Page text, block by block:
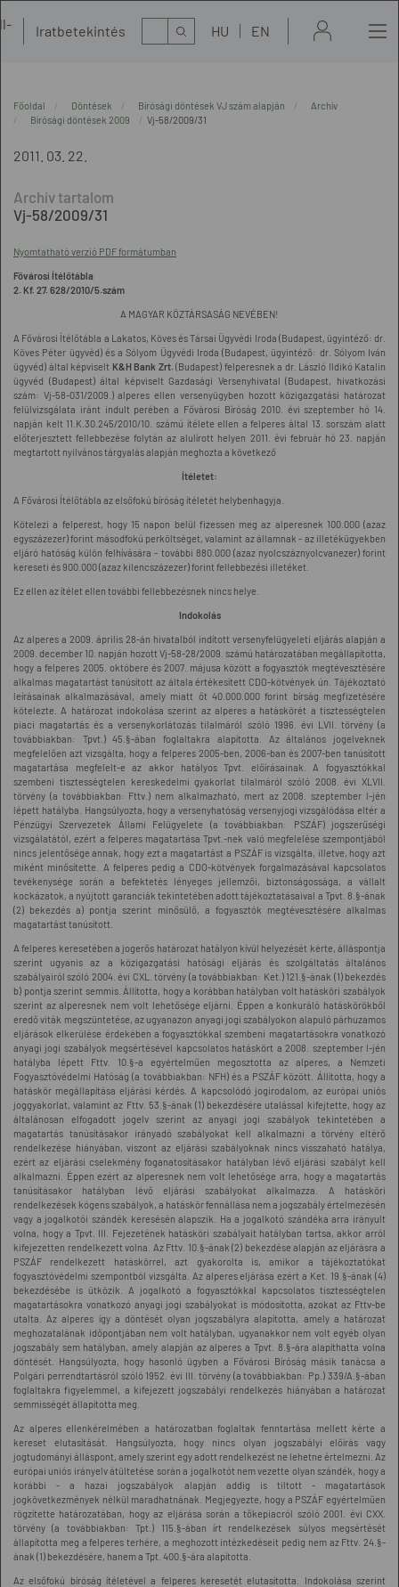
Iratbetekintés Kereső HU EN
Főoldal Döntések Bírósági döntések VJ szám alapján
Archív
Bírósági döntések 2009
Vj-58/2009/31
2011. 03. 22.
Vj-58/2009/31
Nyomtatható verzió PDF formátumban
Fővárosi Ítélőtábla
2. Kf. 27. 628/2010/5.szám
A MAGYAR KÖZTÁRSASÁG NEVÉBEN!
A Fővárosi Ítélőtábla a Lakatos, Köves és Társai Ügyvédi Iroda (Budapest, ügyintéző: dr.
Köves Péter ügyvéd) és a Sólyom Ügyvédi Iroda (Budapest, ügyintéző: dr. Sólyom Iván
ügyvéd) által képviselt K&H Bank Zrt. (Budapest) felperesnek a dr. László Ildikó Katalin
ügyvéd (Budapest) által képviselt Gazdasági Versenyhivatal (Budapest, hivatkozási
szám: Vj-58-031/2009.) alperes ellen versenyügyben hozott közigazgatási határozat
felülvizsgálata iránt indult perében a Fővárosi Bíróság 2010. évi szeptember hó 14.
napján kelt 11.K.30.245/2010/10. számú ítélete ellen a felperes által 13. sorszám alatt
előterjesztett fellebbezése folytán az alulírott helyen 2011. évi február hó 23. napján
megtartott nyilvános tárgyalás alapján meghozta a következő
Ítéletet:
A Fővárosi Ítélőtábla az elsőfokú bíróság ítéletét helybenhagyja.
Kötelezi a felperest, hogy 15 napon belül fizessen meg az alperesnek 100.000 (azaz
egyszázezer) forint másodfokú perköltséget, valamint az államnak - az illetékügyekben
eljáró hatóság külön felhívására - további 880.000 (azaz nyolcszáznyolcvanezer) forint
kereseti és 900.000 (azaz kilencszázezer) forint fellebbezési illetéket.
Ez ellen az ítélet ellen további fellebbezésnek nincs helye.
Indokolás
Az alperes a 2009. április 28-án hivatalból indított versenyfelügyeleti eljárás alapján a
2009. december 10. napján hozott Vj-58-28/2009. számú határozatában megállapította,
hogy a felperes 2005. októbere és 2007. májusa között a fogyasztók megtévesztésére
alkalmas magatartást tanúsított az általa értékesített CDO-kötvények ún. Tájékoztató
leírásainak alkalmazásával, amely miatt őt 40.000.000 forint bírság megfizetésére
kötelezte. A határozat indokolása szerint az alperes a hatáskörét a tisztességtelen
piaci magatartás és a versenykorlátozás tilalmáról szóló 1996. évi LVII. törvény (a
továbbiakban: Tpvt.) 45.§-ában foglaltakra alapította. Az általános jogelveknek
megfelelően azt vizsgálta, hogy a felperes 2005-ben, 2006-ban és 2007-ben tanúsított
magatartása megfelelt-e az akkor hatályos Tpvt. előírásainak. A fogyasztókkal
szembeni tisztességtelen kereskedelmi gyakorlat tilalmáról szóló 2008. évi XLVII.
törvény (a továbbiakban: Fttv.) nem alkalmazható, mert az 2008. szeptember l-jén
lépett hatályba. Hangsúlyozta, hogy a versenyhatóság versenyjogi vizsgálódása eltér a
Pénzügyi Szervezetek Állami Felügyelete (a továbbiakban: PSZÁF) jogszerűségi
vizsgálatától, ezért a felperes magatartása Tpvt.-nek való megfelelése szempontjából
nincs jelentősége annak, hogy ezt a magatartást a PSZÁF is vizsgálta, illetve, hogy azt
miként minősítette. A felperes pedig a CDO-kötvények forgalmazásával kapcsolatos
tevékenysége során a befektetés lényeges jellemzői, biztonságossága, a vállalt
kockázatok, a nyújtott garanciák tekintetében adott tájékoztatásaival a Tpvt. 8.§-ának
(2) bekezdés a) pontja szerint minősülő, a fogyasztók megtévesztésére alkalmas
magatartást tanúsított.
A felperes keresetében a jogerős határozat hatályon kívül helyezését kérte, álláspontja
szerint ugyanis az a közigazgatási hatósági eljárás és szolgáltatás általános
szabályairól szóló 2004. évi CXL. törvény (a továbbiakban: Ket.) 121.§-ának (1) bekezdés
b) pontja szerint semmis. Állította, hogy a korábban hatályban volt hatásköri szabályok
szerint az alperesnek nem volt lehetősége eljárni. Éppen a konkuráló hatáskörökből
eredő viták megszüntetése, az ugyanazon anyagi jogi szabályokon alapuló párhuzamos
eljárások elkerülése érdekében a fogyasztókkal szembeni magatartásokra vonatkozó
anyagi jogi szabályok megsértésével kapcsolatos hatáskört a 2008. szeptember l-jén
hatályba lépett Fttv. 10.§-a egyértelműen megosztotta az alperes, a Nemzeti
Fogyasztóvédelmi Hatóság (a továbbiakban: NFH) és a PSZÁF között. Állította, hogy a
hatáskör megállapítása eljárási kérdés. A kapcsolódó jogirodalom, az európai uniós
joggyakorlat, valamint az Fttv. 53.§-ának (1) bekezdésére utalással kifejtette, hogy az
általánosan elfogadott jogelv szerint az anyagi jogi szabályok tekintetében a
magatartás tanúsításakor irányadó szabályokat kell alkalmazni a törvény eltérő
rendelkezése hiányában, viszont az eljárási szabályoknak nincs visszaható hatálya,
ezért az eljárási cselekmény foganatosításakor hatályban lévő eljárási szabályt kell
alkalmazni. Éppen ezért az alperesnek nem volt lehetősége arra, hogy a magatartás
tanúsításakor hatályban lévő eljárási szabályokat alkalmazza. A hatásköri
rendelkezések kógens szabályok, a hatáskör fennállása nem a jogszabály értelmezésén
vagy a jogalkotói szándék keresésén alapszik. Ha a jogalkotó szándéka arra irányult
volna, hogy a Tpvt. III. Fejezetének hatásköri szabályait hatályban tartsa, akkor arról
kifejezetten rendelkezett volna. Az Fttv. 10.§-ának (2) bekezdése alapján az eljárásra a
PSZÁF rendelkezett hatáskörrel, azt gyakorolta is, amikor a tájékoztatókat
fogyasztóvédelmi szempontból vizsgálta. Az alperes eljárása ezért a Ket. 19.§-ának (4)
bekezdésébe is ütközik. A jogalkotó a fogyasztókkal kapcsolatos tisztességtelen
magatartásokra vonatkozó anyagi jogi szabályokat is módosította, azokat az Fttv-be
utalta. Az alperes így a döntését olyan jogszabályra alapította, amely a határozat
meghozatalának időpontjában nem volt hatályban, ugyanakkor nem volt egyéb olyan
jogszabály sem hatályban, amely alapján az alperes a Tpvt. 8.§-ára alapíthatta volna
döntését. Hangsúlyozta, hogy hasonló ügyben a Fővárosi Bíróság másik tanácsa a
Polgári perrendtartásról szóló 1952. évi III. törvény (a továbbiakban: Pp.) 339/A.§-ában
foglaltakra figyelemmel, a kifejezett jogszabályi rendelkezés hiányában a határozat
semmisségét állapította meg.
Az alperes ellenkérelmében a határozatban foglaltak fenntartása mellett kérte a
kereset elutasítását. Hangsúlyozta, hogy nincs olyan jogszabályi előírás vagy
jogtudományi álláspont, amely szerint egy adott rendelkezést ne lehetne értelmezni. Az
európai uniós irányelv átültetése során a jogalkotót nem vezette olyan szándék, hogy a
korábbi - a hazai jogszabályok alapján addig is tiltott - magatartások
jogkövetkezmények nélkül maradhatnának. Megjegyezte, hogy a PSZÁF egyértelműen
rögzítette határozatában, hogy az eljárása során a tőkepiacról szóló 2001. évi CXX.
törvény (a továbbiakban: Tpt.) 115.§-ában írt rendelkezések súlyos megsértését
állapította meg a felperes terhére, a meghozott intézkedéseit pedig nem az Fttv. 24.§-
ának (1) bekezdésére, hanem a Tpt. 400.§-ára alapította.
Az elsőfokú bíróság ítéletével a felperes keresetét elutasította. Indokolása szerint